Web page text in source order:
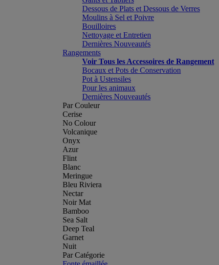
Dessous de Plats et Dessous de Verres
Moulins à Sel et Poivre
Bouilloires
Nettoyage et Entretien
Dernières Nouveautés
Rangements
Voir Tous les Accessoires de Rangement
Bocaux et Pots de Conservation
Pot à Ustensiles
Pour les animaux
Dernières Nouveautés
Par Couleur
Cerise
No Colour
Volcanique
Onyx
Azur
Flint
Blanc
Meringue
Bleu Riviera
Nectar
Noir Mat
Bamboo
Sea Salt
Deep Teal
Garnet
Nuit
Par Catégorie